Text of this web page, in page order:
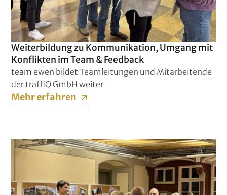
Weiterbildung zu Kommunikation, Umgang mit
Konflikten im Team & Feedback
team ewen bildet Teamleitungen und Mitarbeitende
der traffiQ GmbH weiter
Mehr erfahren